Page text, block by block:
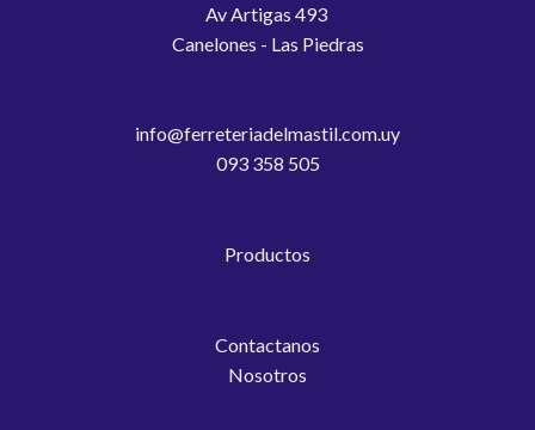
Av Artigas 493
Canelones - Las Piedras
info@ferreteriadelmastil.com.uy
093 358 505
Productos
Contactanos
Nosotros